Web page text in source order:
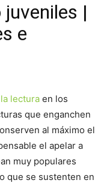
|
e
lectura en los
que enganchen
al máximo el
el apelar a
muy populares
que se sustenten en